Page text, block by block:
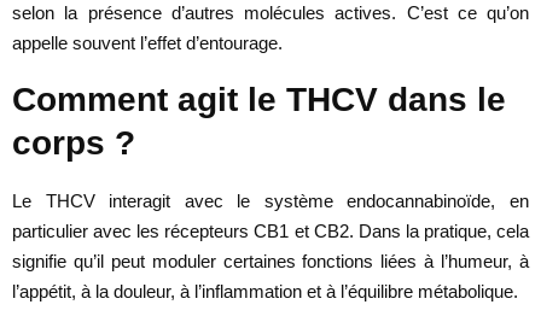
selon la présence d’autres molécules actives. C’est ce qu’on
appelle souvent l’effet d’entourage.
Comment agit le THCV dans le
corps ?
Le THCV interagit avec le système endocannabinoïde, en
particulier avec les récepteurs CB1 et CB2. Dans la pratique, cela
signifie qu’il peut moduler certaines fonctions liées à l’humeur, à
l’appétit, à la douleur, à l’inflammation et à l’équilibre métabolique.